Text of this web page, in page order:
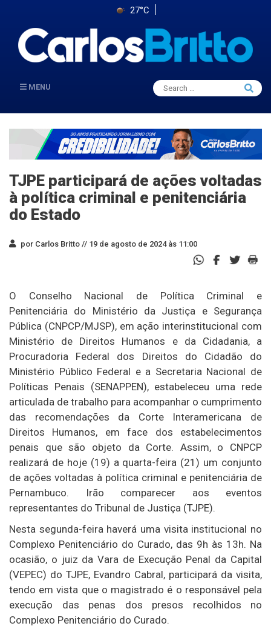
27°C
MENU
Search
for:
Search
TJPE participará de ações voltadas
à política criminal e penitenciária
do Estado
por Carlos Britto // 19 de agosto de 2024 às 11:00
O Conselho Nacional de Política Criminal e
Penitenciária do Ministério da Justiça e Segurança
Pública (CNPCP/MJSP), em ação interinstitucional com
Ministério de Direitos Humanos e da Cidadania, a
Procuradoria Federal dos Direitos do Cidadão do
Ministério Público Federal e a Secretaria Nacional de
Políticas Penais (SENAPPEN), estabeleceu uma rede
articulada de trabalho para acompanhar o cumprimento
das recomendações da Corte Interamericana de
Direitos Humanos, em face dos estabelecimentos
penais que são objeto da Corte. Assim, o CNPCP
realizará de hoje (19) a quarta-feira (21) um conjunto
de ações voltadas à política criminal e penitenciária de
Pernambuco. Irão comparecer aos eventos
representantes do Tribunal de Justiça (TJPE).
Nesta segunda-feira haverá uma visita institucional no
Complexo Penitenciário do Curado, das 9h às 13h. Na
ocasião, o juiz da Vara de Execução Penal da Capital
(VEPEC) do TJPE, Evandro Cabral, participará da visita,
tendo em vista que o magistrado é o responsável pela
execução das penas dos presos recolhidos no
Complexo Penitenciário do Curado.